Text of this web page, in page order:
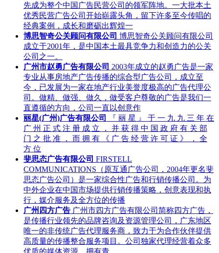
先成为整个中国广告民营公司的领军阵地。一大批本土
优秀民营广告公司开始崭露头角，留下许多至今传唱的
经典案例，成长和磨砺出辉煌一
博思智奇公关顾问有限公司 博思智奇公关顾问有限公司
成立于2001年，是中国本土最具竞争力和创造力的公关
公司之一。
广州市赵勇广告有限公司 2003年成立的赵勇广告是一家
专业从事房地产广告传播的综合型广告公司，成立至
今，已发展为一家在地产行业美誉度极高的广告代理公
司。做精、做强、做久，做受客户尊敬的广告是我们一
直遵循的方向，公司一直以创意作
丽星(广州)广告有限公司
『 丽 星 』 于 一 九 九 三 年 在
广 州 正 式 注 册 成 立 ， 并 获 得 中 国 政 府 有 关 部
门 之 批 准 ， 而 拥 有 《 广 告 经 营 许 可 证 》 ， 全
方 位
斐思态广告有限公司 FIRSTELL
COMMUNICATIONS（原互通广告公司，2004年更名斐
思态广告公司）是一家综合性广告和行销传播公司。为
中外企业在中国市场提供行销传播策略，创意表现和执
行，媒介服务及全方位的传播
广州四方广告 广州市四方广告有限公司简称四方广告，
是传播行业领先的品牌咨询及资源管理公司，广东地区
唯一的非传统广告代理服务商，致力于为合作伙伴提供
高质量的传播整合服务项目。公司独家代理经营着众多
优质的媒体资源，拥有青